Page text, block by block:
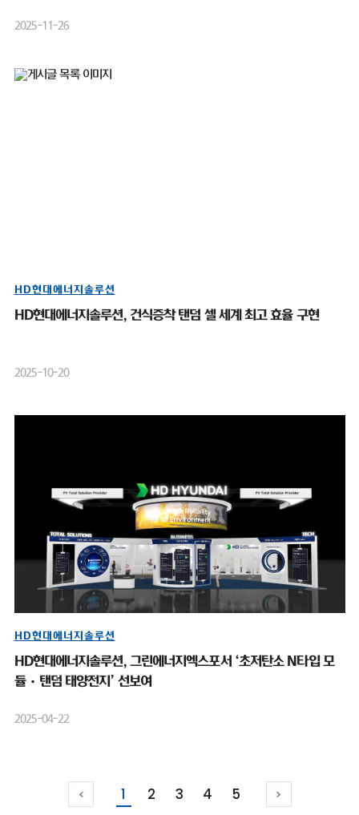
2025-11-26
HD현대에너지솔루션
HD현대에너지솔루션, 건식증착 탠덤 셀 세계 최고 효율 구현
2025-10-20
HD현대에너지솔루션
HD현대에너지솔루션, 그린에너지엑스포서 ‘초저탄소 N타입 모
듈·탠덤 태양전지’ 선보여
2025-04-22
1 2 3 4 5